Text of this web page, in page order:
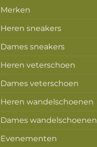
Merken
Heren sneakers
Dames sneakers
Heren veterschoen
Dames veterschoen
Heren wandelschoenen
Dames wandelschoenen
Evenementen